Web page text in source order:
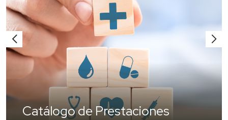
Catálogo de Prestaciones